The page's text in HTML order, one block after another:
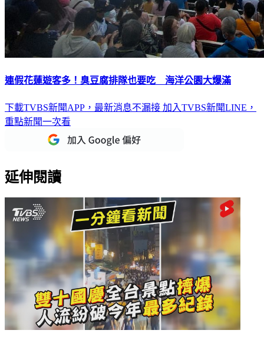
連假花蓮遊客多！臭豆腐排隊也要吃 海洋公園大爆滿
下載TVBS新聞APP，最新消息不漏接 加入TVBS新聞LINE，
重點新聞一次看
延伸閱讀